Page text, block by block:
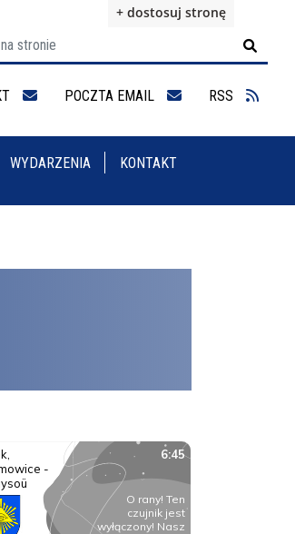
+ dostosuj stronę
widoczności
czcionki na 125%
czcionki na 100%

POCZTA EMAIL RSS
WYDARZENIA KONTAKT